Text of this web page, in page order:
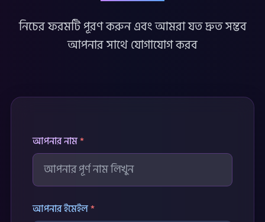
নিচের ফরমটি পূরণ করুন এবং আমরা যত দ্রুত সম্ভব
আপনার সাথে যোগাযোগ করব
আপনার নাম*
আপনার ইমেইল*